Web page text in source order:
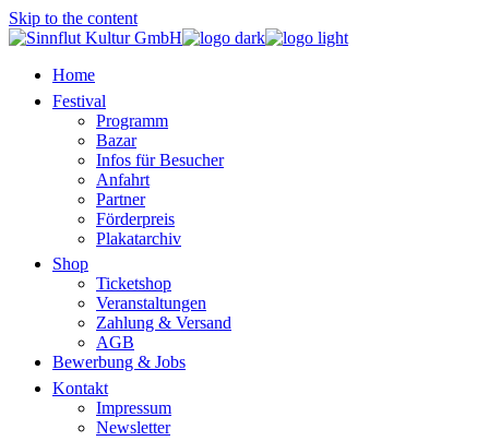
Skip to the content
Home
Festival
Programm
Bazar
Infos für Besucher
Anfahrt
Partner
Förderpreis
Plakatarchiv
Shop
Ticketshop
Veranstaltungen
Zahlung & Versand
AGB
Bewerbung & Jobs
Kontakt
Impressum
Newsletter